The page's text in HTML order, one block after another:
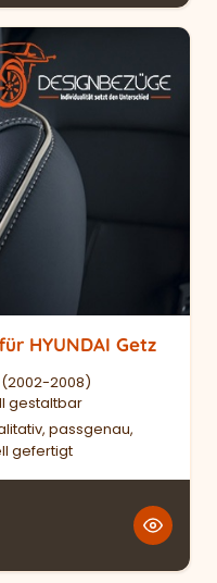
HYUNDAI Getz
(2002-2008)
gestaltbar
passgenau,
gefertigt